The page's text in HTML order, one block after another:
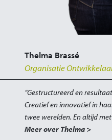
Thelma Brassé
Organisatie
“Gestructureerd en
Creatief en innovatief in
twee werelden. En altijd
Meer over Thelma >